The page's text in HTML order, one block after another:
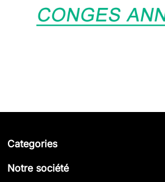
Categories
Notre société